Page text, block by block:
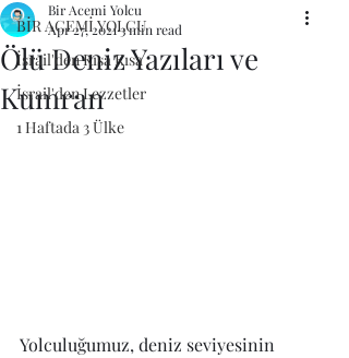
BİR ACEMİ YOLCU
İsrail'den Kısa Kısa
İsrail'den Lezzetler
1 Haftada 3 Ülke
Ölü Deniz Yazıları ve
Kumran
Bir Acemi Yolcu
Apr 27, 20213 min read
Yolculuğumuz, deniz seviyesinin